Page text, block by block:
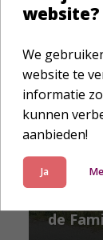
Geen
de
website?
We
website te
informatie
kunnen
aanbieden!
Ja